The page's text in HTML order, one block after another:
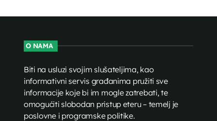
O NAMA
Biti na usluzi svojim slušateljima, kao
informativni servis građanima pružiti sve
informacije koje bi im mogle zatrebati, te
omogućiti slobodan pristup eteru – temelj je
poslovne i programske politike.